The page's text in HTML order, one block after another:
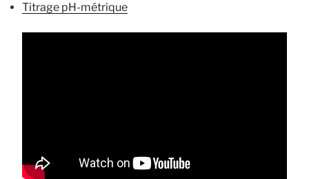
Titrage pH-métrique